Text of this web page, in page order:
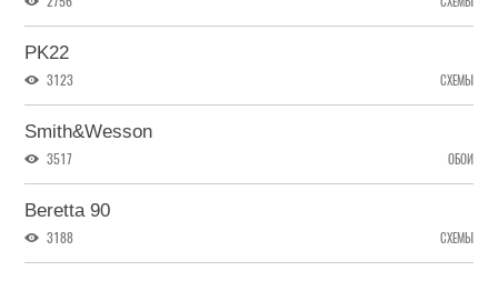
PK22
3123 СХЕМЫ
Smith&Wesson
3517 ОБОИ
Beretta 90
3188 СХЕМЫ